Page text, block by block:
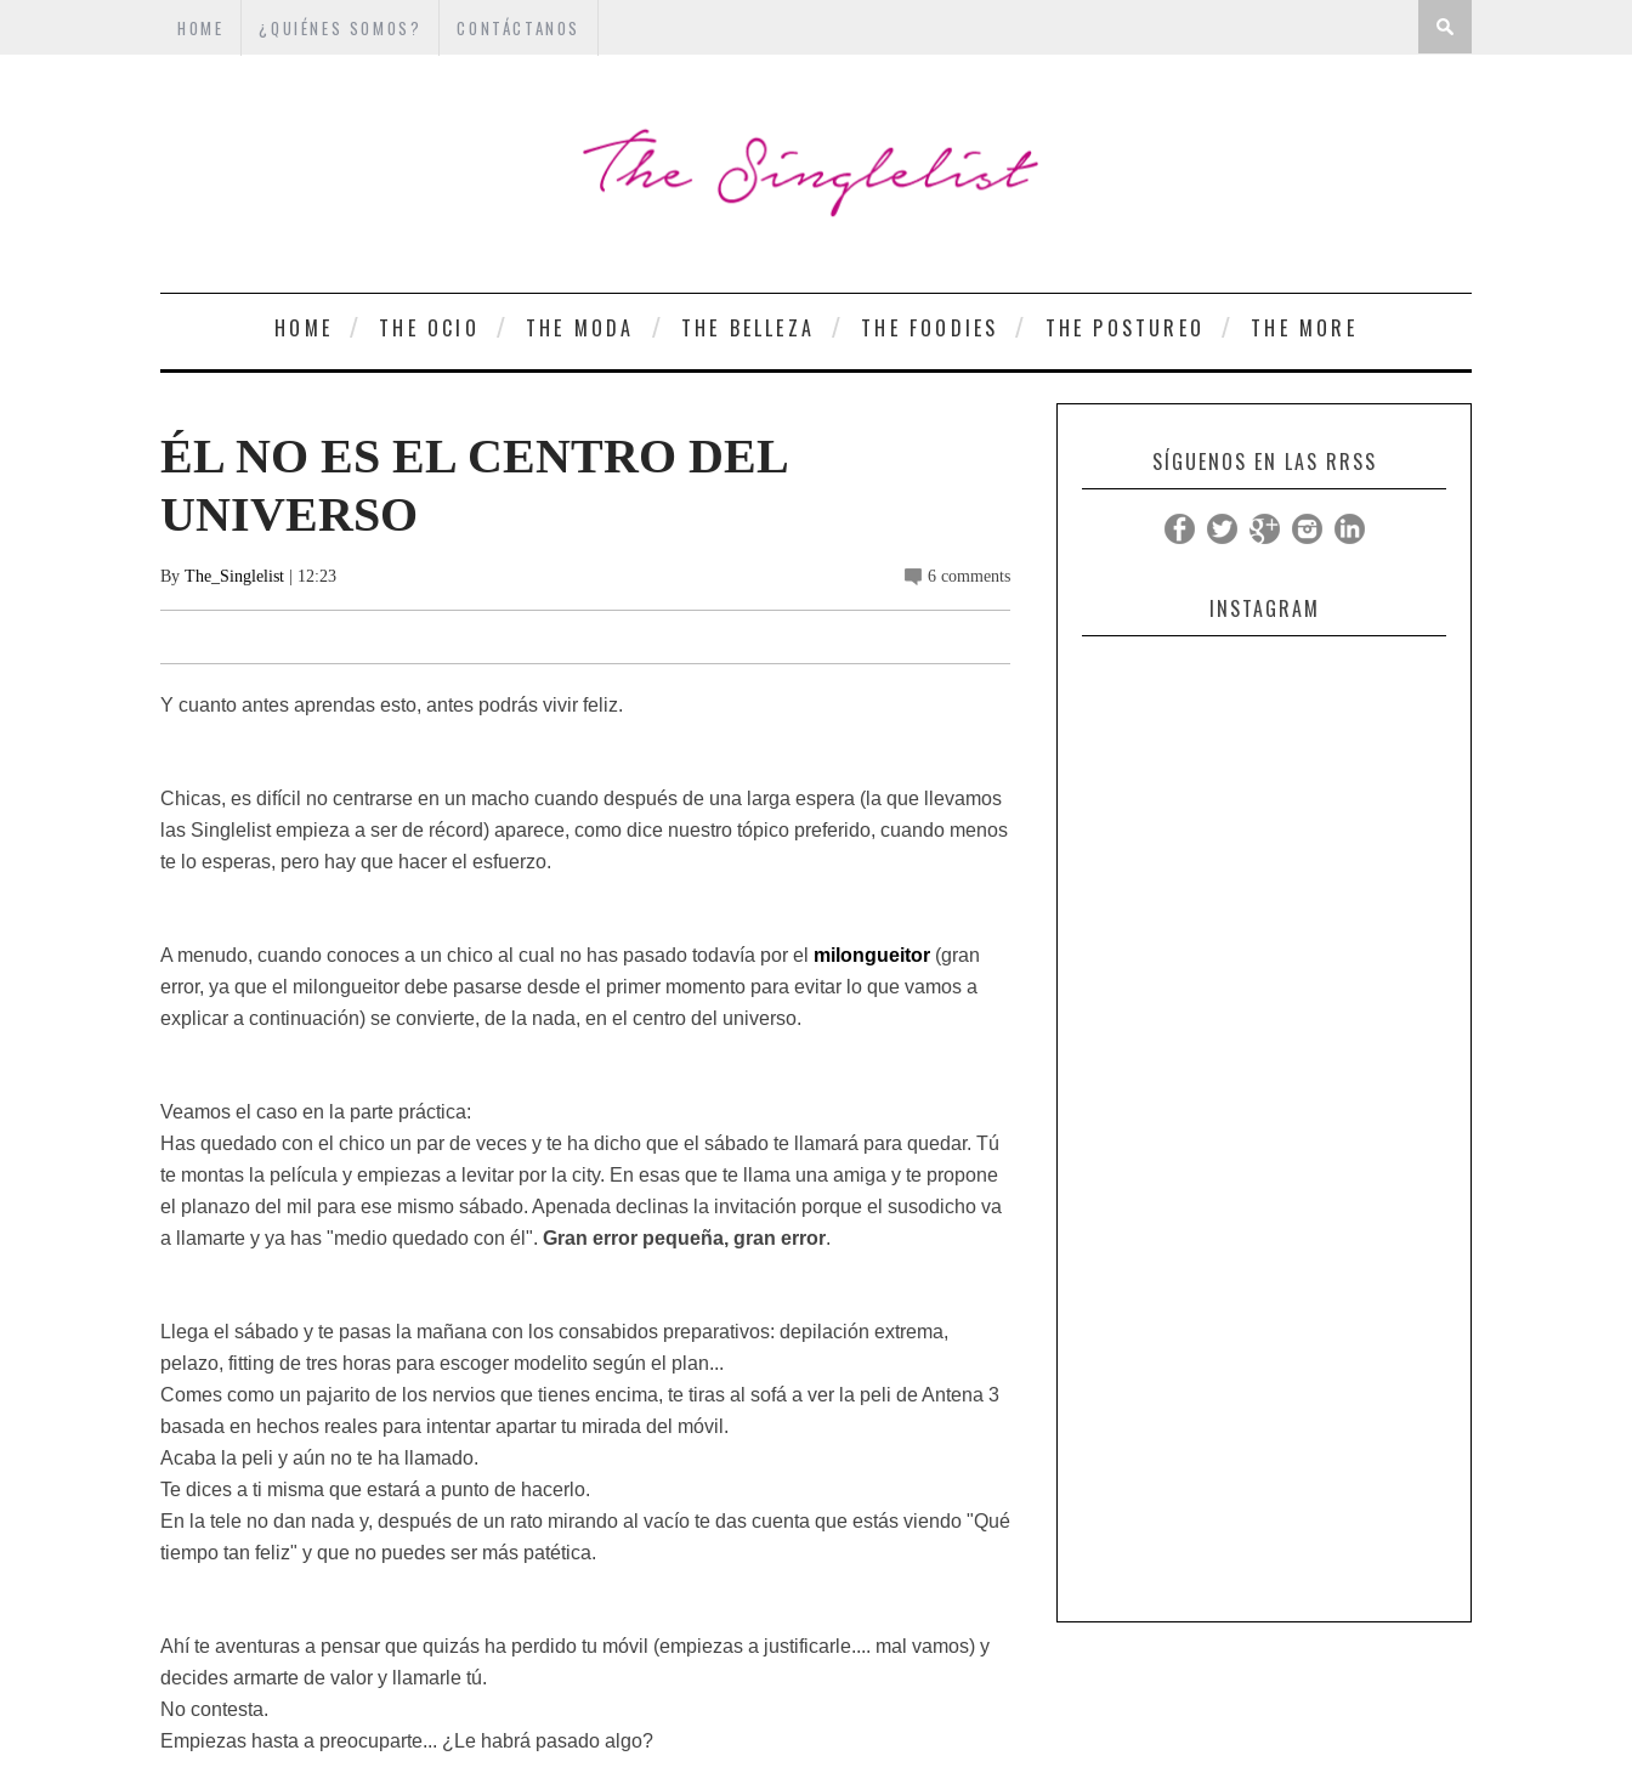
HOME ¿QUIÉNES SOMOS? CONTÁCTANOS
HOME THE OCIO THE MODA THE BELLEZA THE FOODIES THE POSTUREO THE MORE
ÉL NO ES EL CENTRO DEL
UNIVERSO
By The_Singlelist | 12:23 6 comments
Y cuanto antes aprendas esto, antes podrás vivir feliz.
Chicas, es difícil no centrarse en un macho cuando después de una larga espera (la que llevamos
las Singlelist empieza a ser de récord) aparece, como dice nuestro tópico preferido, cuando menos
te lo esperas, pero hay que hacer el esfuerzo.
A menudo, cuando conoces a un chico al cual no has pasado todavía por el milongueitor (gran
error, ya que el milongueitor debe pasarse desde el primer momento para evitar lo que vamos a
explicar a continuación) se convierte, de la nada, en el centro del universo.
Veamos el caso en la parte práctica:
Has quedado con el chico un par de veces y te ha dicho que el sábado te llamará para quedar. Tú
te montas la película y empiezas a levitar por la city. En esas que te llama una amiga y te propone
el planazo del mil para ese mismo sábado. Apenada declinas la invitación porque el susodicho va
a llamarte y ya has "medio quedado con él". Gran error pequeña, gran error.
Llega el sábado y te pasas la mañana con los consabidos preparativos: depilación extrema,
pelazo, fitting de tres horas para escoger modelito según el plan...
Comes como un pajarito de los nervios que tienes encima, te tiras al sofá a ver la peli de Antena 3
basada en hechos reales para intentar apartar tu mirada del móvil.
Acaba la peli y aún no te ha llamado.
Te dices a ti misma que estará a punto de hacerlo.
En la tele no dan nada y, después de un rato mirando al vacío te das cuenta que estás viendo "Qué
tiempo tan feliz" y que no puedes ser más patética.
Ahí te aventuras a pensar que quizás ha perdido tu móvil (empiezas a justificarle.... mal vamos) y
decides armarte de valor y llamarle tú.
No contesta.
Empiezas hasta a preocuparte... ¿Le habrá pasado algo?
SÍGUENOS EN LAS RRSS
INSTAGRAM